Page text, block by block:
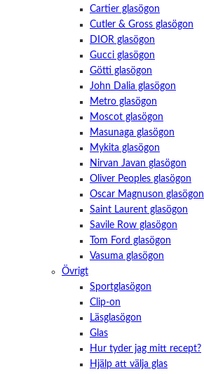
Cartier glasögon
Cutler & Gross glasögon
DIOR glasögon
Gucci glasögon
Götti glasögon
John Dalia glasögon
Metro glasögon
Moscot glasögon
Masunaga glasögon
Mykita glasögon
Nirvan Javan glasögon
Oliver Peoples glasögon
Oscar Magnuson glasögon
Saint Laurent glasögon
Savile Row glasögon
Tom Ford glasögon
Vasuma glasögon
Övrigt
Sportglasögon
Clip-on
Läsglasögon
Glas
Hur tyder jag mitt recept?
Hjälp att välja glas